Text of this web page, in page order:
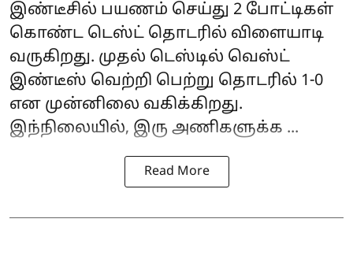
இண்டீசில் பயணம் செய்து 2 போட்டிகள்
கொண்ட டெஸ்ட் தொடரில் விளையாடி
வருகிறது. முதல் டெஸ்டில் வெஸ்ட்
இண்டீஸ் வெற்றி பெற்று தொடரில் 1-0
என முன்னிலை வகிக்கிறது.
இந்நிலையில், இரு அணிகளுக்க ...
Read More